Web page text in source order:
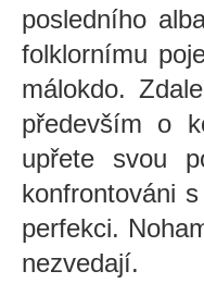
posledního
folklornímu
málokdo.
především o
upřete svou
konfrontováni
perfekci.
nezvedají.